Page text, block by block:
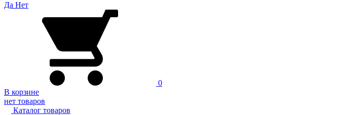
Да Нет
0
В корзине
нет товаров
Каталог товаров